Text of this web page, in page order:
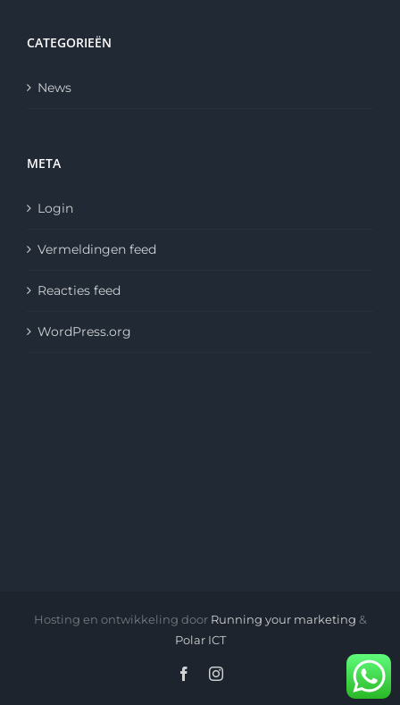
CATEGORIEËN
News
META
Login
Vermeldingen feed
Reacties feed
WordPress.org
Hosting en ontwikkeling door Running your marketing &
Polar ICT
FacebookInstagram